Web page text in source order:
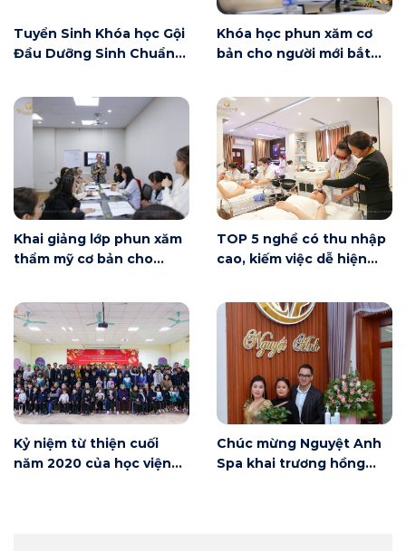
Tuyển Sinh Khóa học Gội
Đầu Dưỡng Sinh Chuẩn
Khóa học phun xăm cơ
bản cho người mới bắt
có gì?
Khai giảng lớp phun xăm
thẩm mỹ cơ bản cho
TOP 5 nghề có thu nhập
cao, kiếm việc dễ hiện
Kỷ niệm từ thiện cuối
năm 2020 của học viện
Chúc mừng Nguyệt Anh
Spa khai trương hồng